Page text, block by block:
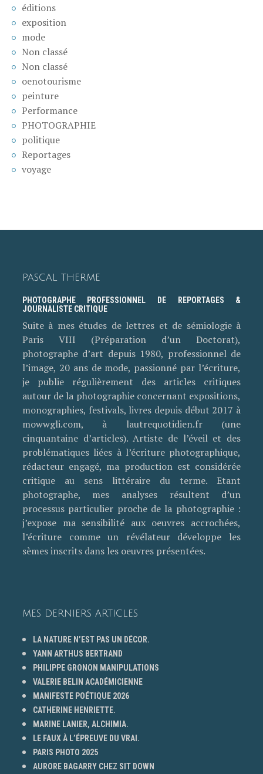
éditions
exposition
mode
Non classé
Non classé
oenotourisme
peinture
Performance
PHOTOGRAPHIE
politique
Reportages
voyage
PASCAL THERME
PHOTOGRAPHE PROFESSIONNEL DE REPORTAGES &
JOURNALISTE CRITIQUE
Suite à mes études de lettres et de sémiologie à
Paris VIII (Préparation d’un Doctorat),
photographe d’art depuis 1980, professionnel de
l’image, 20 ans de mode, passionné par l’écriture,
je publie régulièrement des articles critiques
autour de la photographie concernant expositions,
monographies, festivals, livres depuis début 2017 à
mowwgli.com, à lautrequotidien.fr (une
cinquantaine d’articles). Artiste de l’éveil et des
problématiques liées à l’écriture photographique,
rédacteur engagé, ma production est considérée
critique au sens littéraire du terme. Etant
photographe, mes analyses résultent d’un
processus particulier proche de la photographie :
j’expose ma sensibilité aux oeuvres accrochées,
l’écriture comme un révélateur développe les
sèmes inscrits dans les oeuvres présentées.
MES DERNIERS ARTICLES
LA NATURE N’EST PAS UN DÉCOR.
YANN ARTHUS BERTRAND
PHILIPPE GRONON MANIPULATIONS
VALERIE BELIN ACADÉMICIENNE
MANIFESTE POÉTIQUE 2026
CATHERINE HENRIETTE.
MARINE LANIER, ALCHIMIA.
LE FAUX À L’ÉPREUVE DU VRAI.
PARIS PHOTO 2025
AURORE BAGARRY CHEZ SIT DOWN